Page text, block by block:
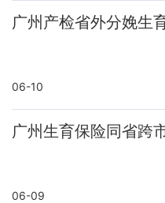
广州产检省外分娩生
06-10
广州生育保险同省跨
06-09